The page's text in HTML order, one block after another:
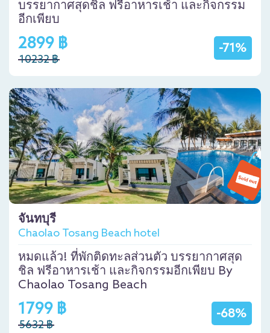
บรรยากาศสุดชิล ฟรีอาหารเช้า และกิจกรรม
อีกเพียบ
-71%
2899 ฿
10232 ฿
จันทบุรี
Chaolao Tosang Beach hotel
หมดแล้ว! ที่พักติดทะลส่วนตัว บรรยากาศสุด
ชิล ฟรีอาหารเช้า และกิจกรรมอีกเพียบ By
Chaolao Tosang Beach
-68%
1799 ฿
5632 ฿